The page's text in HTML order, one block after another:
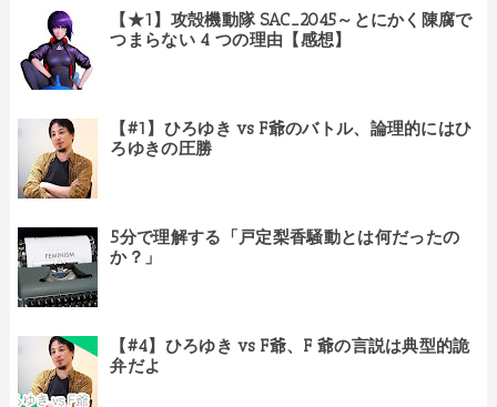
【★1】攻殻機動隊 SAC_2045～とにかく陳腐で
つまらない 4 つの理由【感想】
【#1】ひろゆき vs F爺のバトル、論理的にはひ
ろゆきの圧勝
5分で理解する「戸定梨香騒動とは何だったの
か？」
【#4】ひろゆき vs F爺、F 爺の言説は典型的詭
弁だよ